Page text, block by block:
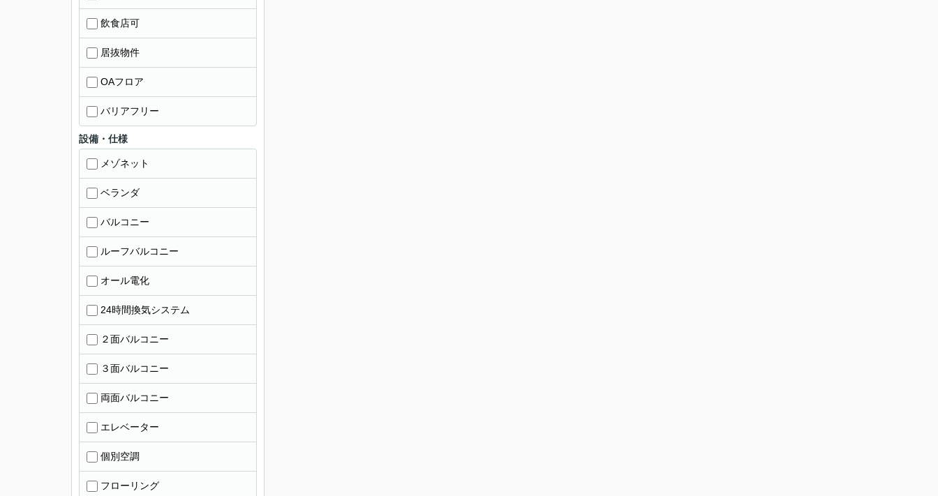
飲食店可
居抜物件
OAフロア
バリアフリー
設備・仕様
メゾネット
ベランダ
バルコニー
ルーフバルコニー
オール電化
24時間換気システム
２面バルコニー
３面バルコニー
両面バルコニー
エレベーター
個別空調
フローリング